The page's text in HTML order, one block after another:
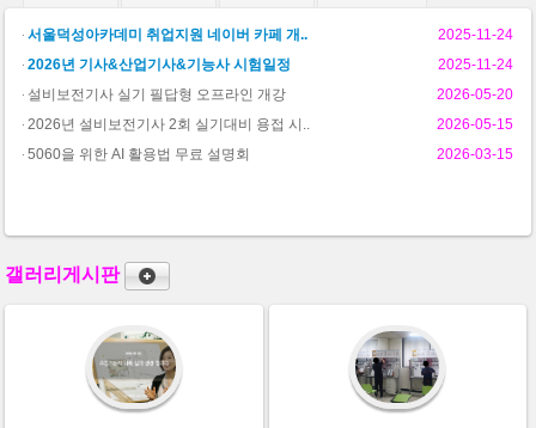
서울덕성아카데미 취업지원 네이버 카페 개..
2025-11-24
2026년 기사&산업기사&기능사 시험일정
2025-11-24
설비보전기사 실기 필답형 오프라인 개강
2026-05-20
2026년 설비보전기사 2회 실기대비 용접 시..
2026-05-15
5060을 위한 AI 활용법 무료 설명회
2026-03-15
갤러리게시판